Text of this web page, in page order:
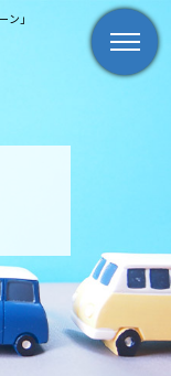
ン」